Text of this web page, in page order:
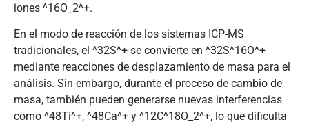
iones ^16O_2^+.
En el modo de reacción de los sistemas ICP-MS
tradicionales, el ^32S^+ se convierte en ^32S^16O^+
mediante reacciones de desplazamiento de masa para el
análisis. Sin embargo, durante el proceso de cambio de
masa, también pueden generarse nuevas interferencias
como ^48Ti^+, ^48Ca^+ y ^12C^18O_2^+, lo que dificulta